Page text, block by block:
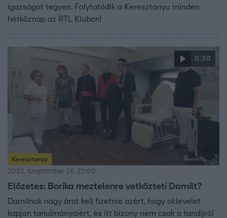
igazságot tegyen. Folytatódik a Keresztanyu minden
hétköznap az RTL Klubon!
0:30
Keresztanyu
2022. szeptember 26. 22:00
Előzetes: Borika meztelenre vetkőzteti Damilt?
Damilnak nagy árat kell fizetnie azért, hogy oklevelet
kapjon tanulmányaiért, és itt bizony nem csak a tandíjról